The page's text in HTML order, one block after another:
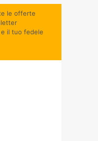
le offerte
il tuo fedele